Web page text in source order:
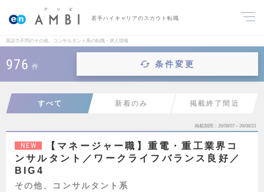
若手ハイキャリアのスカウト転職
英語力不問のその他、コンサルタント系の転職・求人情報
976 件 条件変更
すべて 新着のみ 掲載終了間近
掲載期間 26/08/07～26/08/23
NEW
【マネージャー職】重電・重工業界コ
ンサルタント／ワークライフバランス良好／
BIG4
その他、コンサルタント系